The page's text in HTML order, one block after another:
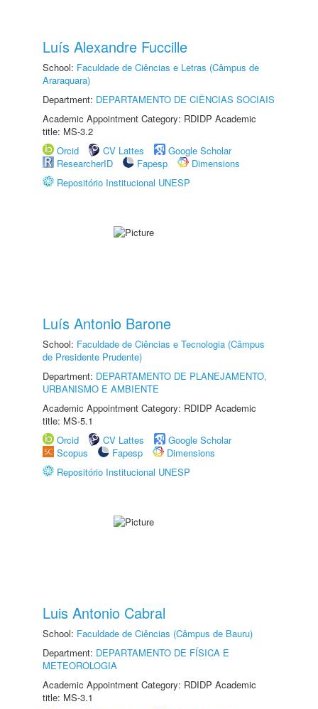
Luís Alexandre Fuccille
School: Faculdade de Ciências e Letras (Câmpus de
Araraquara)
Department: DEPARTAMENTO DE CIÊNCIAS SOCIAIS
Academic Appointment Category: RDIDP Academic
title: MS-3.2
Orcid
CV Lattes
Google Scholar
ResearcherID
Fapesp
Dimensions
Repositório Institucional UNESP
Luís Antonio Barone
School: Faculdade de Ciências e Tecnologia (Câmpus
de Presidente Prudente)
Department: DEPARTAMENTO DE PLANEJAMENTO,
URBANISMO E AMBIENTE
Academic Appointment Category: RDIDP Academic
title: MS-5.1
Orcid
CV Lattes
Google Scholar
Scopus
Fapesp
Dimensions
Repositório Institucional UNESP
Luis Antonio Cabral
School: Faculdade de Ciências (Câmpus de Bauru)
Department: DEPARTAMENTO DE FÍSICA E
METEOROLOGIA
Academic Appointment Category: RDIDP Academic
title: MS-3.1